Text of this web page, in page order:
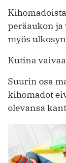
peräaukon
myös
Kutina
Suurin osa
kihomadot
olevansa